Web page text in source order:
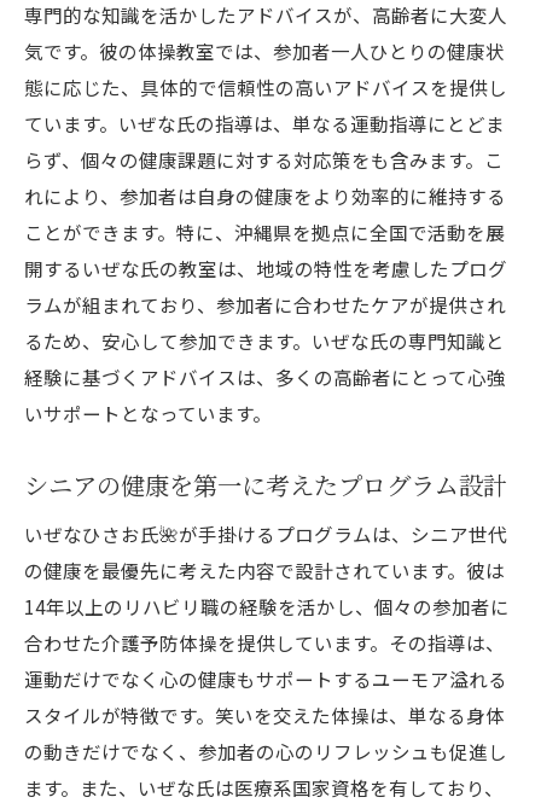
専門的な知識を活かしたアドバイスが、高齢者に大変人
気です。彼の体操教室では、参加者一人ひとりの健康状
態に応じた、具体的で信頼性の高いアドバイスを提供し
ています。いぜな氏の指導は、単なる運動指導にとどま
らず、個々の健康課題に対する対応策をも含みます。こ
れにより、参加者は自身の健康をより効率的に維持する
ことができます。特に、沖縄県を拠点に全国で活動を展
開するいぜな氏の教室は、地域の特性を考慮したプログ
ラムが組まれており、参加者に合わせたケアが提供され
るため、安心して参加できます。いぜな氏の専門知識と
経験に基づくアドバイスは、多くの高齢者にとって心強
いサポートとなっています。
シニアの健康を第一に考えたプログラム設計
いぜなひさお氏🌺が手掛けるプログラムは、シニア世代
の健康を最優先に考えた内容で設計されています。彼は
14年以上のリハビリ職の経験を活かし、個々の参加者に
合わせた介護予防体操を提供しています。その指導は、
運動だけでなく心の健康もサポートするユーモア溢れる
スタイルが特徴です。笑いを交えた体操は、単なる身体
の動きだけでなく、参加者の心のリフレッシュも促進し
ます。また、いぜな氏は医療系国家資格を有しており、